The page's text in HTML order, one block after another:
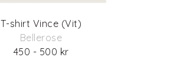
T-shirt Vince (Vit)
Bellerose
450 - 500 kr